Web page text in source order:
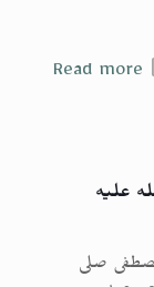
Read more
عليه
صلى